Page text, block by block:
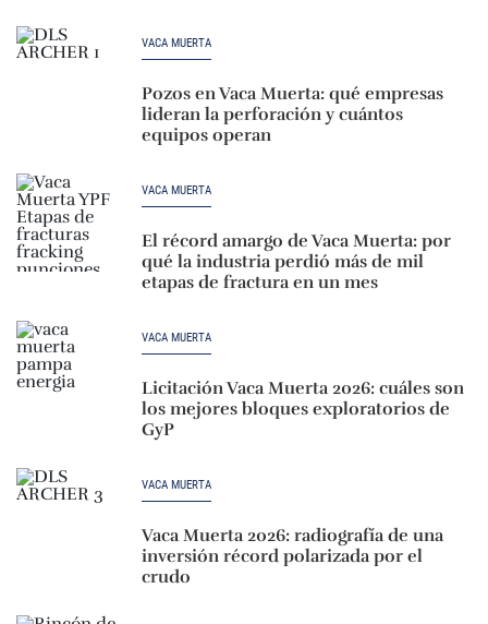
VACA MUERTA
Pozos en Vaca Muerta: qué empresas
lideran la perforación y cuántos
equipos operan
VACA MUERTA
El récord amargo de Vaca Muerta: por
qué la industria perdió más de mil
etapas de fractura en un mes
VACA MUERTA
Licitación Vaca Muerta 2026: cuáles son
los mejores bloques exploratorios de
GyP
VACA MUERTA
Vaca Muerta 2026: radiografía de una
inversión récord polarizada por el
crudo